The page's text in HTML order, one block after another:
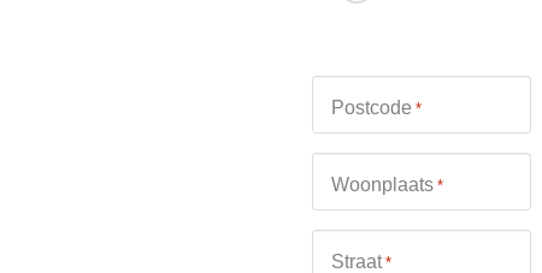
Postcode *
Woonplaats *
Straat *